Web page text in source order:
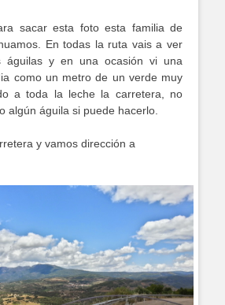
sacar esta foto esta familia de
En todas la ruta vais a ver
águilas y en una ocasión vi una
como un metro de un verde muy
a toda la leche la carretera, no
algún águila si puede hacerlo.
y vamos dirección a